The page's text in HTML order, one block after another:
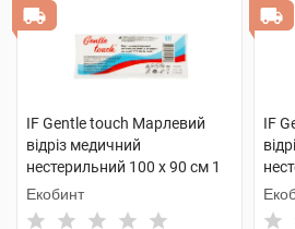
IF Gentle touch Марлевий
відріз медичний
нестерильний 100 х 90 см 1
шт
Екобинт
IF
шт